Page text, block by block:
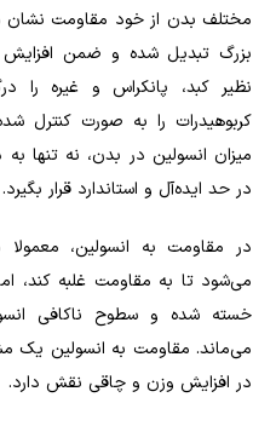
مختلف بدن از خود مقاومت
بزرگ تبدیل شده و ضمن
نظیر کبد، پانکراس و غیره
کربوهیدرات را به صورت کنترل
میزان انسولین در بدن، نه تنها
در حد ایده‌آل و استاندارد قرار بگیرد.
در مقاومت به انسولین، معمولا
می‌شود تا به مقاومت غلبه کند،
خسته شده و سطوح ناکافی
در افزایش وزن و چاقی نقش دارد.